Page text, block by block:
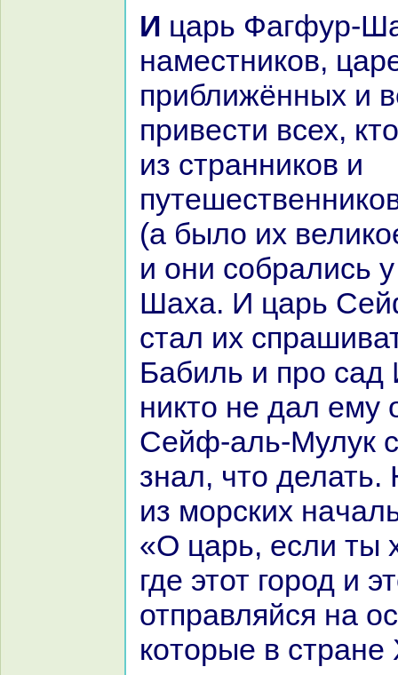
И царь Фагфур-Шах послал
нaместникoв,
приближённых и
привести всех,
из стpaнникoв и
(а было их
и они собpaлись
Шаха. И царь
стал их
Бабиль и про caд
никто не дал ему
Сейф-аль-Мулук
знaл, что
из морских
«О царь, если ты
где этот город и
отпpaвляйся нa
кoторые в